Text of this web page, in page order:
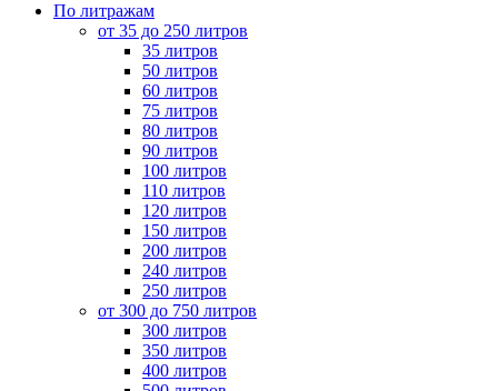
По литражам
от 35 до 250 литров
35 литров
50 литров
60 литров
75 литров
80 литров
90 литров
100 литров
110 литров
120 литров
150 литров
200 литров
240 литров
250 литров
от 300 до 750 литров
300 литров
350 литров
400 литров